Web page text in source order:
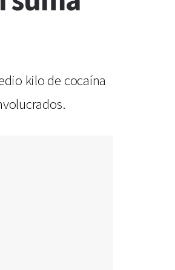
kilo de cocaína